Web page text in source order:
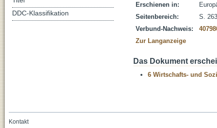
Erschienen in:
Seitenbereich:
S.
Verbund-Nachweis:
Zur Langanzeige
Das Dokument
6 Wirtschafts- und
DDC-Klassifikation
Kontakt